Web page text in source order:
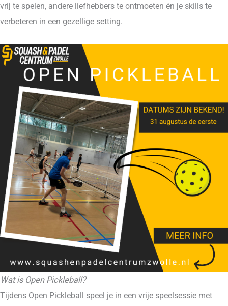
vrij te spelen, andere liefhebbers te ontmoeten én je skills te
verbeteren in een gezellige setting.
Wat is Open Pickleball?
Tijdens Open Pickleball speel je in een vrije speelsessie met